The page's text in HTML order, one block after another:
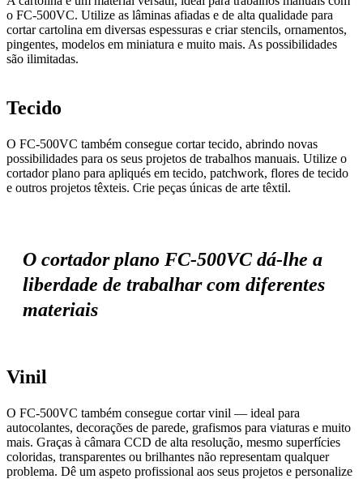
o FC-500VC. Utilize as lâminas afiadas e de alta qualidade para
cortar cartolina em diversas espessuras e criar stencils, ornamentos,
pingentes, modelos em miniatura e muito mais. As possibilidades
são ilimitadas.
Tecido
O FC-500VC também consegue cortar tecido, abrindo novas
possibilidades para os seus projetos de trabalhos manuais. Utilize o
cortador plano para apliqués em tecido, patchwork, flores de tecido
e outros projetos têxteis. Crie peças únicas de arte têxtil.
O cortador plano FC-500VC dá-lhe a
liberdade de trabalhar com diferentes
materiais
Vinil
O FC-500VC também consegue cortar vinil — ideal para
autocolantes, decorações de parede, grafismos para viaturas e muito
mais. Graças à câmara CCD de alta resolução, mesmo superfícies
coloridas, transparentes ou brilhantes não representam qualquer
problema. Dê um aspeto profissional aos seus projetos e personalize